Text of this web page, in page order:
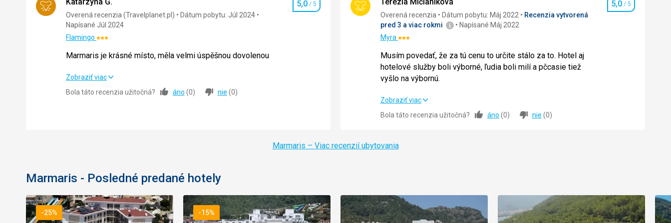
Hodnotenie
5,0 / 5
Overená recenzia (Travelplanet.pl)
Dátum pobytu: Júl 2024
Napísané Júl 2024
FlamingoHodnotenie:
Marmaris je krásné místo, měla velmi úspěšnou dovolenou
Marmaris je krásné místo, měla velmi úspěšnou dovolenou
/ 5
Cena
Pláž
Zobraziť viac
Bola táto recenzia užitočná?
áno (0) nie (0)
Hodnotenie
5,0 / 5
Overená recenzia Dátum pobytu: Máj 2022
Recenzia vytvorená
pred 3 a viac rokmi
Napísané Máj 2022
MyraHodnotenie:
Musím povedať, že za tú cenu to určite stálo za to. Hotel aj
hotelové služby boli výborné, ľudia boli milí a pčcasie tiež
vyšlo na výbornú.
Musím povedať, že za tú cenu to určite stálo za to. Hotel aj
hotelové služby boli výborné, ľudia boli milí a pčcasie tiež
Strava
Služby 5,0/ 5
Zobraziť viac
Bola táto recenzia užitočná?
áno (0) nie (0)
Marmaris – Viac recenzií ubytovania
Marmaris - Posledné predané hotely
-25% -15%